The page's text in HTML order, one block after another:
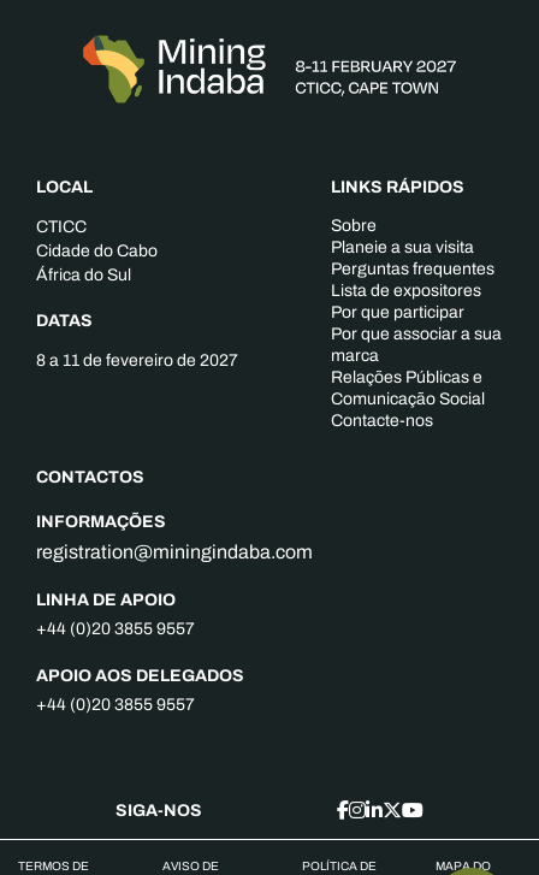
LOCAL
CTICC
Cidade do Cabo
África do Sul
DATAS
8 a 11 de fevereiro de 2027
CONTACTOS
INFORMAÇÕES
registration@miningindaba.com
LINHA DE APOIO
+44 (0)20 3855 9557
APOIO AOS DELEGADOS
+44 (0)20 3855 9557
LINKS RÁPIDOS
Sobre
Planeie a sua visita
Perguntas frequentes
Lista de expositores
Por que participar
Por que associar a sua
marca
Relações Públicas e
Comunicação Social
Contacte-nos
SIGA-NOS
TERMOS DE
AVISO DE
POLÍTICA DE
MAPA DO